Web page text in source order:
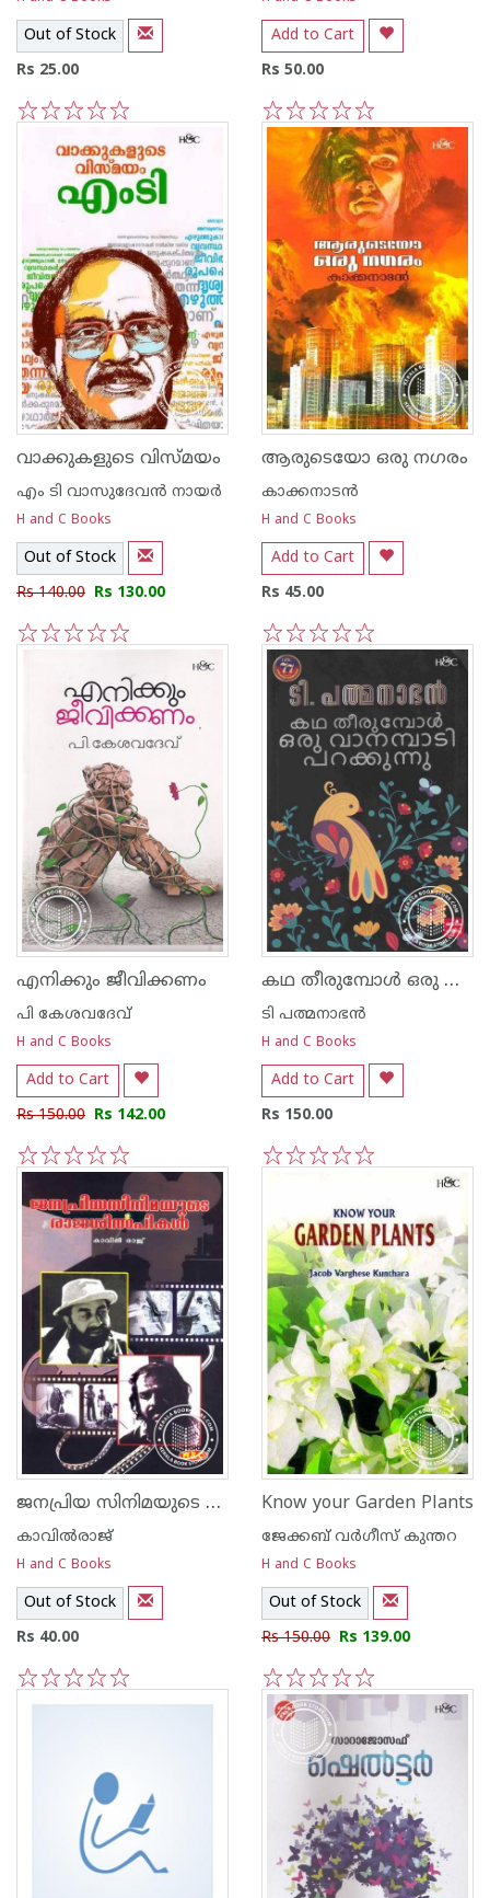
Out of Stock
Rs 25.00
Add to Cart
Rs 50.00
5
4
3
2
1
വാക്കുകളുടെ വിസ്മയം
എം ടി വാസുദേവന്‍ നായര്‍
H and C Books
Out of Stock
Rs 140.00 Rs 130.00
ആരുടെയോ ഒരു നഗരം
കാക്കനാടന്‍
H and C Books
Add to Cart
Rs 45.00
5
4
3
2
1
എനിക്കും ജീവിക്കണം
പി കേശവദേവ്‌
H and C Books
Add to Cart
Rs 150.00 Rs 142.00
5
4
3
2
1
കഥ തീരുമ്പോള്‍ ഒരു വാനമ്പാടി പറക്കുന്നു
ടി പത്മനാഭന്‍
H and C Books
Add to Cart
Rs 150.00
ജനപ്രിയ സിനിമയുടെ രാജശില്‍പ്പികള്‍
കാവില്‍‌രാജ്‌
H and C Books
Out of Stock
Rs 40.00
Know your Garden Plants
ജേക്കബ്‌ വര്‍ഗീസ്‌ കുന്തറ
H and C Books
Out of Stock
Rs 150.00 Rs 139.00
5
4
3
2
1